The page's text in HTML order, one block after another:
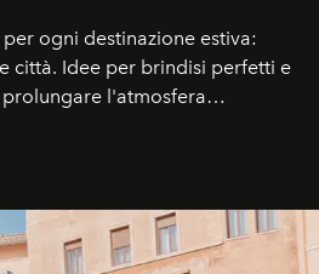
ogni destinazione estiva:
città. Idee per brindisi perfetti e
l'atmosfera